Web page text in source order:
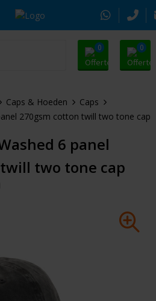
0 0
Caps & Hoeden
Caps
270gsm cotton twill two tone cap
6 panel
two tone cap